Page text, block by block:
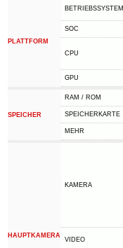
PLATTFORM
BETRIEBSSYSTEM
SOC
CPU
GPU
SPEICHER
RAM / ROM
SPEICHERKARTE
MEHR
HAUPTKAMERA
KAMERA
VIDEO